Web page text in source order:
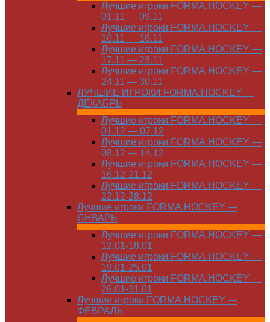
Лучшие игроки FORMA.HOCKEY —
01.11 — 09.11
Лучшие игроки FORMA.HOCKEY —
10.11 — 16.11
Лучшие игроки FORMA.HOCKEY —
17.11 — 23.11
Лучшие игроки FORMA.HOCKEY —
24.11 — 30.11
ЛУЧШИЕ ИГРОКИ FORMA.HOCKEY —
ДЕКАБРЬ
Лучшие игроки FORMA.HOCKEY —
01.12 — 07.12
Лучшие игроки FORMA.HOCKEY —
08.12 — 14.12
Лучшие игроки FORMA.HOCKEY —
16.12-21.12
Лучшие игроки FORMA.HOCKEY —
22.12-28.12
Лучшие игроки FORMA.HOCKEY —
ЯНВАРЬ
Лучшие игроки FORMA.HOCKEY —
12.01-18.01
Лучшие игроки FORMA.HOCKEY —
19.01-25.01
Лучшие игроки FORMA.HOCKEY —
26.01-31.01
Лучшие игроки FORMA.HOCKEY —
ФЕВРАЛЬ